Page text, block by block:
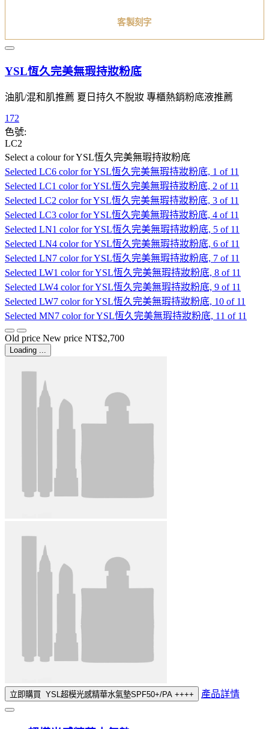
客製刻字
YSL恆久完美無瑕持妝粉底
油肌/混和肌推薦 夏日持久不脫妝 專櫃熱銷粉底液推薦
172
色號:
LC2
Select a colourfor YSL恆久完美無瑕持妝粉底
Selected LC6 color for YSL恆久完美無瑕持妝粉底, 1 of 11
Selected LC1 color for YSL恆久完美無瑕持妝粉底, 2 of 11
Selected LC2 color for YSL恆久完美無瑕持妝粉底, 3 of 11
Selected LC3 color for YSL恆久完美無瑕持妝粉底, 4 of 11
Selected LN1 color for YSL恆久完美無瑕持妝粉底, 5 of 11
Selected LN4 color for YSL恆久完美無瑕持妝粉底, 6 of 11
Selected LN7 color for YSL恆久完美無瑕持妝粉底, 7 of 11
Selected LW1 color for YSL恆久完美無瑕持妝粉底, 8 of 11
Selected LW4 color for YSL恆久完美無瑕持妝粉底, 9 of 11
Selected LW7 color for YSL恆久完美無瑕持妝粉底, 10 of 11
Selected MN7 color for YSL恆久完美無瑕持妝粉底, 11 of 11
Old price New price NT$2,700
Loading ...
立即購買 YSL超模光感精華水氣墊SPF50+/PA ++++ 產品詳情